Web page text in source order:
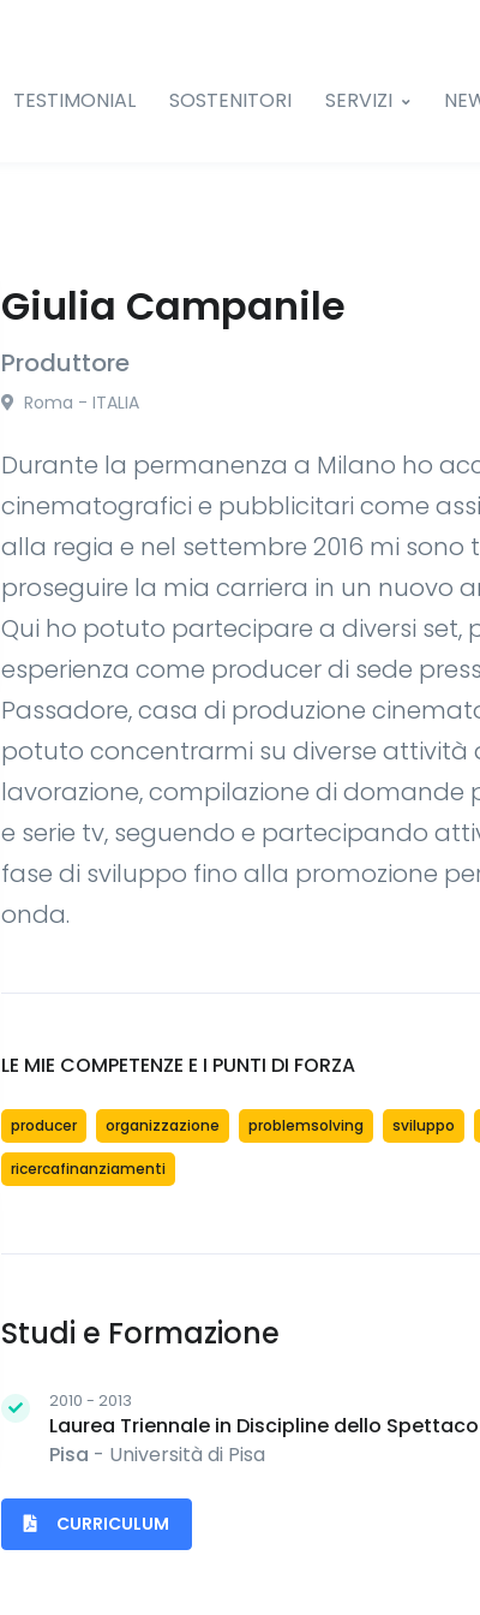
TESTIMONIAL SOSTENITORI SERVIZI
Giulia Campanile
Produttore
Roma - ITALIA
Durante la permanenza a Milano ho
cinematografici e pubblicitari come
alla regia e nel settembre 2016 mi
proseguire la mia carriera in un nuovo
Qui ho potuto partecipare a diversi set,
esperienza come producer di sede
Passadore, casa di produzione
potuto concentrarmi su diverse attività
lavorazione, compilazione di domande
e serie tv, seguendo e partecipando
fase di sviluppo fino alla promozione
onda.
LE MIE COMPETENZE E I PUNTI DI FORZA
producer organizzazione problemsolving sviluppo
ricercafinanziamenti
Studi e Formazione
2010 - 2013
Laurea Triennale in Discipline dello
Pisa - Università di Pisa
CURRICULUM